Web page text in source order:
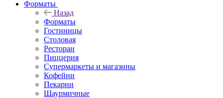
Форматы
Назад
Форматы
Гостиницы
Столовая
Ресторан
Пиццерия
Супермаркеты и магазины
Кофейни
Пекарни
Шаурмичные